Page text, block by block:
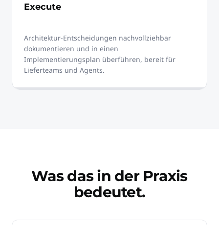
Execute
Architektur-Entscheidungen nachvollziehbar
dokumentieren und in einen
Implementierungsplan überführen, bereit für
Lieferteams und Agents.
Was das in der Praxis
bedeutet.